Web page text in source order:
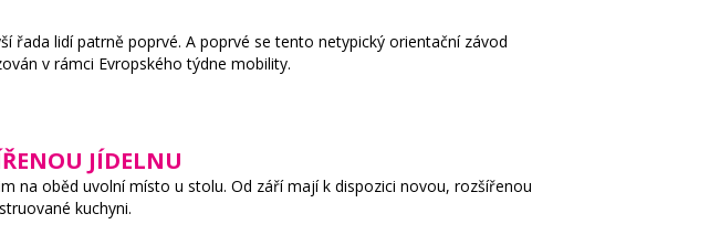
řada lidí patrně poprvé. A poprvé se tento netypický orientační závod
v rámci Evropského týdne mobility.
JÍDELNU
na oběd uvolní místo u stolu. Od září mají k dispozici novou, rozšířenou
kuchyni.